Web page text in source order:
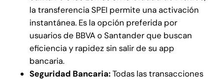
la transferencia SPEI permite una activación
instantánea. Es la opción preferida por
usuarios de BBVA o Santander que buscan
eficiencia y rapidez sin salir de su app
bancaria.
Seguridad Bancaria:Todas las transacciones